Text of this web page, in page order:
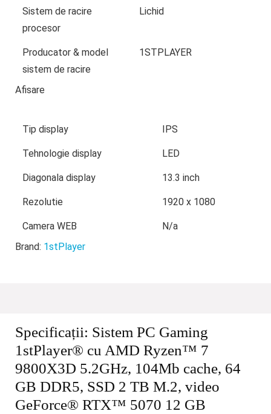
Sistem de racire
procesor
Lichid
Producator & model
sistem de racire
1STPLAYER
Afisare
Tip display IPS
Tehnologie display LED
Diagonala display 13.3 inch
Rezolutie 1920 x 1080
Camera WEB
N/a
Brand: 1stPlayer
Specificații: Sistem PC Gaming
1stPlayer® cu AMD Ryzen™ 7
9800X3D 5.2GHz, 104Mb cache, 64
GB DDR5, SSD 2 TB M.2, video
GeForce® RTX™ 5070 12 GB